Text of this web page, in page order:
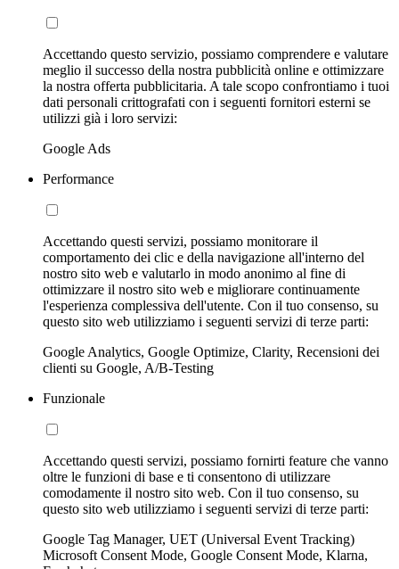
Accettando questo servizio, possiamo comprendere e valutare
meglio il successo della nostra pubblicità online e ottimizzare
la nostra offerta pubblicitaria. A tale scopo confrontiamo i tuoi
dati personali crittografati con i seguenti fornitori esterni se
utilizzi già i loro servizi:
Google Ads
Performance
Accettando questi servizi, possiamo monitorare il
comportamento dei clic e della navigazione all'interno del
nostro sito web e valutarlo in modo anonimo al fine di
ottimizzare il nostro sito web e migliorare continuamente
l'esperienza complessiva dell'utente. Con il tuo consenso, su
questo sito web utilizziamo i seguenti servizi di terze parti:
Google Analytics, Google Optimize, Clarity, Recensioni dei
clienti su Google, A/B-Testing
Funzionale
Accettando questi servizi, possiamo fornirti feature che vanno
oltre le funzioni di base e ti consentono di utilizzare
comodamente il nostro sito web. Con il tuo consenso, su
questo sito web utilizziamo i seguenti servizi di terze parti:
Google Tag Manager, UET (Universal Event Tracking)
Microsoft Consent Mode, Google Consent Mode, Klarna,